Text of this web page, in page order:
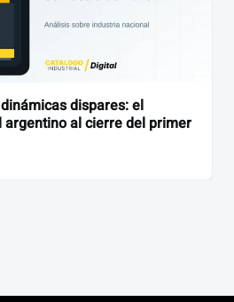
dispares: el
al cierre del primer